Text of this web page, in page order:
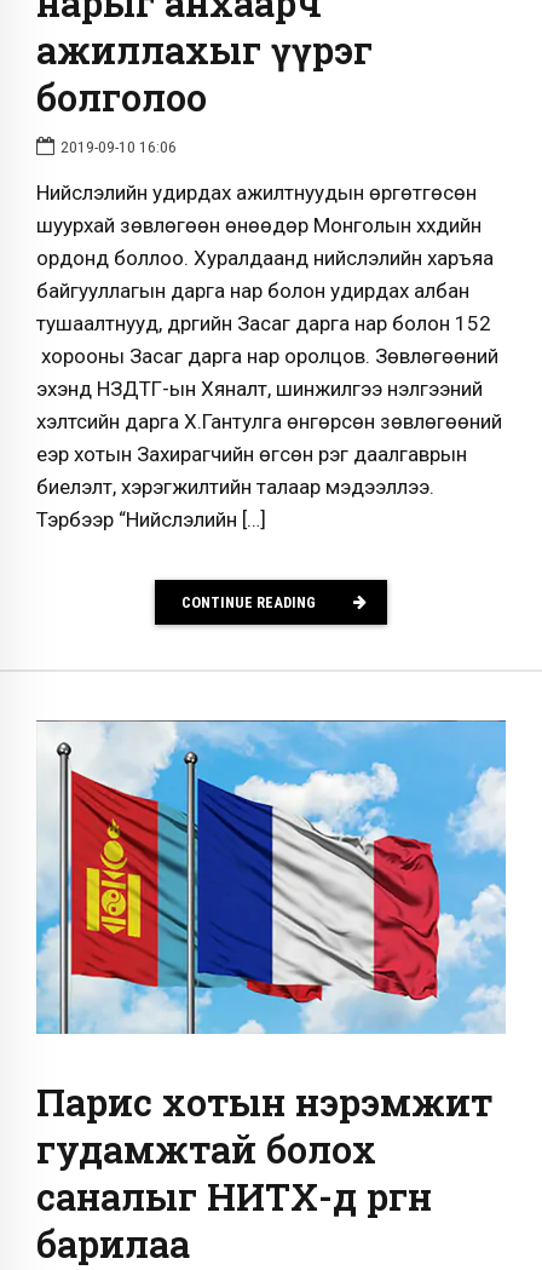
ажиллахыг үүрэг
болголоо
2019-09-10 16:06
Нийслэлийн удирдах ажилтнуудын өргөтгөсөн
шуурхай зөвлөгөөн өнөөдөр Монголын хүүхдийн
ордонд боллоо. Хуралдаанд нийслэлийн харъяа
байгууллагын дарга нар болон удирдах албан
тушаалтнууд, дүүргийн Засаг дарга нар болон 152
хорооны Засаг дарга нар оролцов. Зөвлөгөөний
эхэнд НЗДТГ-ын Хяналт, шинжилгээ үнэлгээний
хэлтсийн дарга Х.Гантулга өнгөрсөн зөвлөгөөний
үеэр хотын Захирагчийн өгсөн үүрэг даалгаврын
биелэлт, хэрэгжилтийн талаар мэдээллээ.
Тэрбээр “Нийслэлийн […]
CONTINUE READING
Парис хотын нэрэмжит
гудамжтай болох
саналыг НИТХ-д өргөн
барилаа